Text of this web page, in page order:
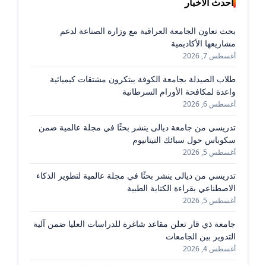
بحث تعاون الجامعة العراقية مع وزارة الصناعة لدعم
مشاريعها الأكاديمية
أغسطس 7, 2026
طلاب الصيدلة بجامعة الكوفة يبتكرون مشتقات كيميائية
واعدة لمكافحة الأورام السرطانية
أغسطس 6, 2026
تدريسي من جامعة ديالى ينشر بحثًا في مجلة عالمية ضمن
سكوباس حول سبائك التيتانيوم
أغسطس 5, 2026
تدريسي من ديالى ينشر بحثًا في مجلة عالمية لتطوير الذكاء
الاصطناعي بقراءة الكتابة الطبية
أغسطس 5, 2026
جامعة ذي قار تعلن مقاعد شاغرة للدراسات العليا ضمن آلية
التدوير بين الجامعات
أغسطس 4, 2026